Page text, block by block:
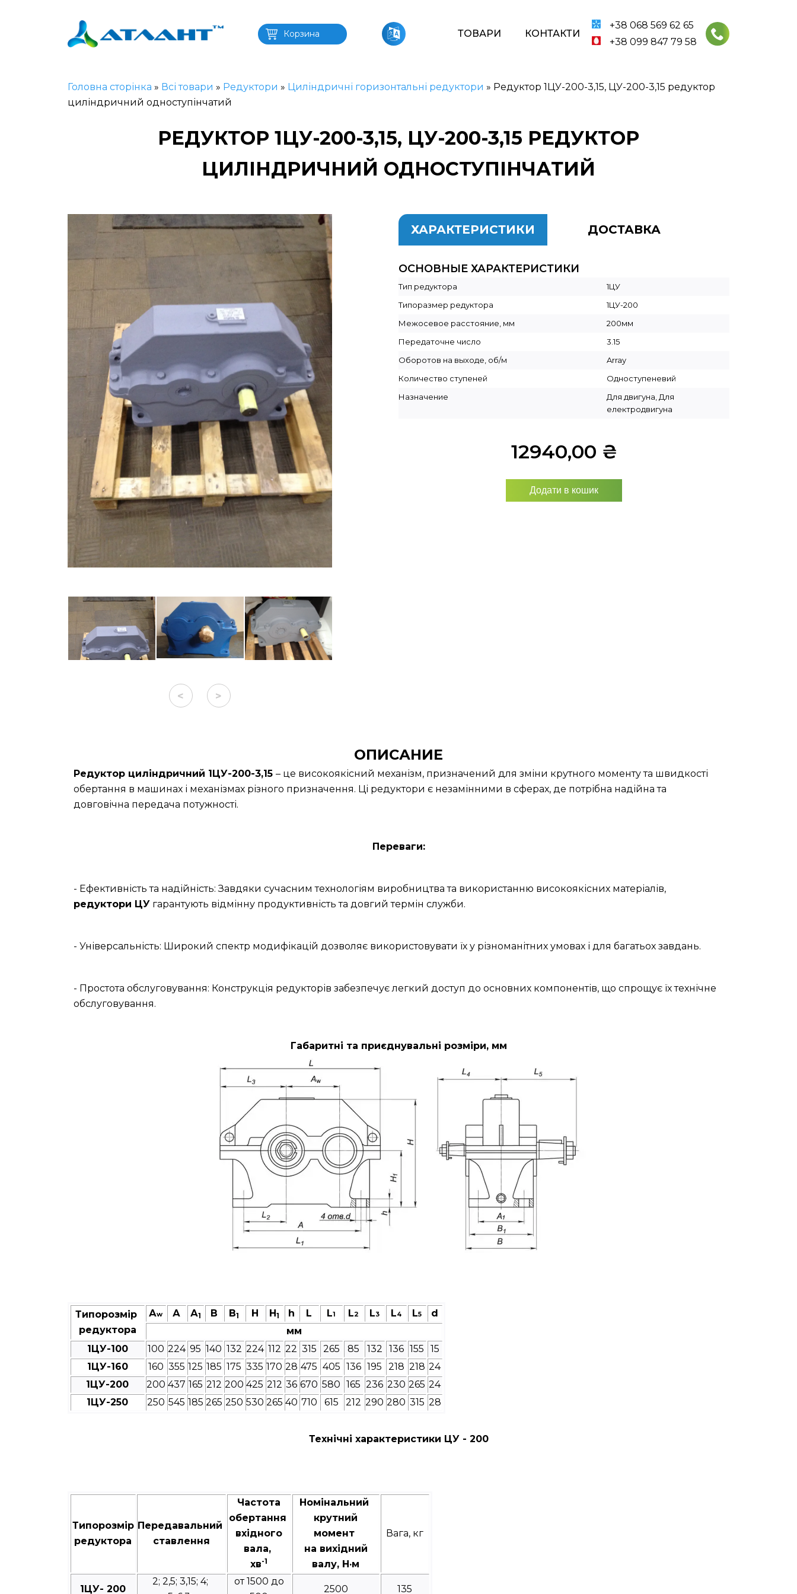
Корзина ТОВАРИ КОНТАКТИ
+38 068 569 62 65
+38 099 847 79 58
Головна сторінка » Всі товари » Редуктори » Циліндричні горизонтальні редуктори » Редуктор 1ЦУ-200-3,15, ЦУ-200-3,15 редуктор
циліндричний одноступінчатий
РЕДУКТОР 1ЦУ-200-3,15, ЦУ-200-3,15 РЕДУКТОР
ЦИЛІНДРИЧНИЙ ОДНОСТУПІНЧАТИЙ
< >
ХАРАКТЕРИСТИКИ ДОСТАВКА
ОСНОВНЫЕ ХАРАКТЕРИСТИКИ
Тип редуктора
1ЦУ
Типоразмер редуктора
1ЦУ-200
Межосевое расстояние, мм
200мм
Передаточне число
3.15
Оборотов на выходе, об/м
Array
Количество ступеней
Одноступеневий
Назначение
Для двигуна, Для
електродвигуна
12940,00 ₴
Додати в кошик
ОПИСАНИЕ
Редуктор циліндричний 1ЦУ-200-3,15 – це високоякісний механізм, призначений для зміни крутного моменту та швидкості
обертання в машинах і механізмах різного призначення. Ці редуктори є незамінними в сферах, де потрібна надійна та
довговічна передача потужності.
Переваги:
- Ефективність та надійність: Завдяки сучасним технологіям виробництва та використанню високоякісних матеріалів,
редуктори ЦУгарантують відмінну продуктивність та довгий термін служби.
- Універсальність: Широкий спектр модифікацій дозволяє використовувати їх у різноманітних умовах і для багатьох завдань.
- Простота обслуговування: Конструкція редукторів забезпечує легкий доступ до основних компонентів, що спрощує їх технічне
обслуговування.
Габаритні та приєднувальні розміри, мм
Типорозмір
редуктора
Аw А А1 В B1 Н H 1 h L L1 L2 L3 L4 L5
d
мм
1ЦУ-100
100 224 95 140 132 224 112 22 315 265 85 132 136 155
15
1ЦУ-160
160 355 125 185 175 335 170 28 475 405 136 195 218 218 24
1ЦУ-200
200 437 165 212 200 425 212 36 670 580 165 236 230 265 24
1ЦУ-250
250 545 185 265 250 530 265 40 710 615 212 290 280 315 28
Технічні характеристики ЦУ - 200
Типорозмір
редуктора
Передавальний
ставлення
Частота
обертання
вхідного
вала,
хв-1
Номінальний
крутний
момент
на вихідний
валу, Н·м
Вага, кг
1ЦУ- 200
2; 2,5; 3,15; 4;
от 1500 до
2500 135